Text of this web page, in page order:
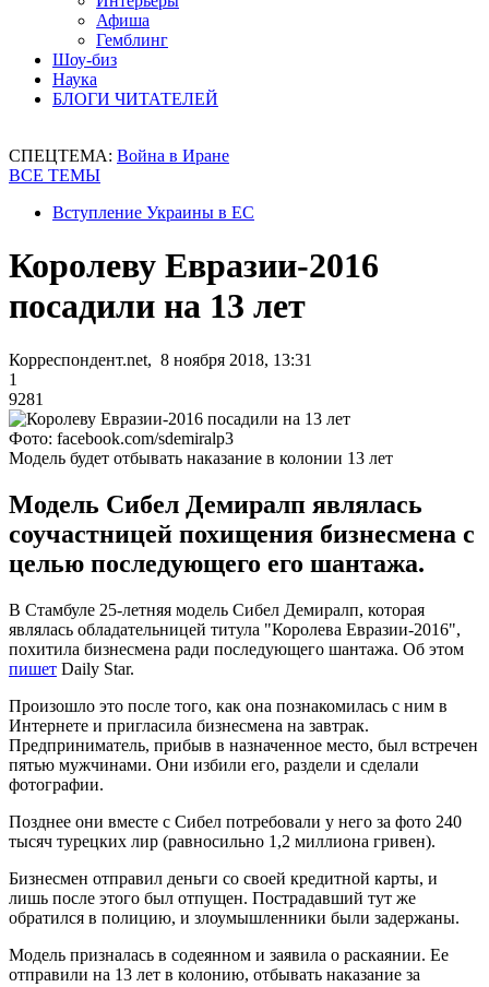
Афиша
Гемблинг
Шоу-биз
Наука
БЛОГИ ЧИТАТЕЛЕЙ
СПЕЦТЕМА: Война в Иране
ВСЕ ТЕМЫ
Вступление Украины в ЕС
Королеву Евразии-2016
посадили на 13 лет
Корреспондент.net, 8 ноября 2018, 13:31
1
9281
Фото: facebook.com/sdemiralp3
Модель будет отбывать наказание в колонии 13 лет
Модель Сибел Демиралп являлась
соучастницей похищения бизнесмена с
целью последующего его шантажа.
В Стамбуле 25-летняя модель Сибел Демиралп, которая
являлась обладательницей титула "Королева Евразии-2016",
похитила бизнесмена ради последующего шантажа. Об этом
пишет Daily Star.
Произошло это после того, как она познакомилась с ним в
Интернете и пригласила бизнесмена на завтрак.
Предприниматель, прибыв в назначенное место, был встречен
пятью мужчинами. Они избили его, раздели и сделали
фотографии.
Позднее они вместе с Сибел потребовали у него за фото 240
тысяч турецких лир (равносильно 1,2 миллиона гривен).
Бизнесмен отправил деньги со своей кредитной карты, и
лишь после этого был отпущен. Пострадавший тут же
обратился в полицию, и злоумышленники были задержаны.
Модель призналась в содеянном и заявила о раскаянии. Ее
отправили на 13 лет в колонию, отбывать наказание за